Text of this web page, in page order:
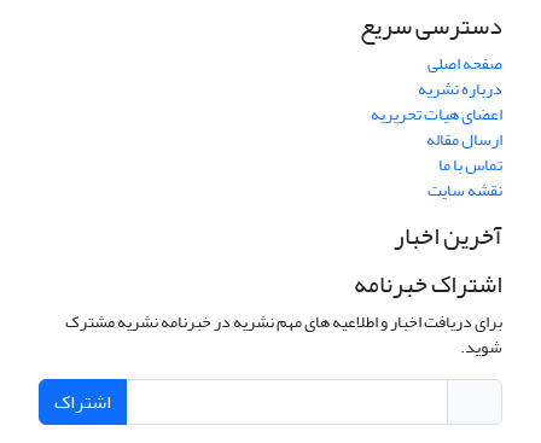
دسترسی سریع
صفحه اصلی
درباره نشریه
اعضای هیات تحریریه
ارسال مقاله
تماس با ما
نقشه سایت
آخرین اخبار
اشتراک خبرنامه
برای دریافت اخبار و اطلاعیه های مهم نشریه در خبرنامه نشریه مشترک
شوید.
اشتراک